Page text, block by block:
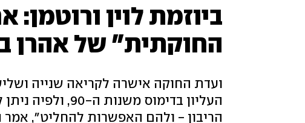
ביוזמת לוין
החוקתית" של אהרן
ועדת החוקה אישרה לקריאה שנייה
העליון בדימוס
הריבון - ולהם האפשרות להחליט״, אמר